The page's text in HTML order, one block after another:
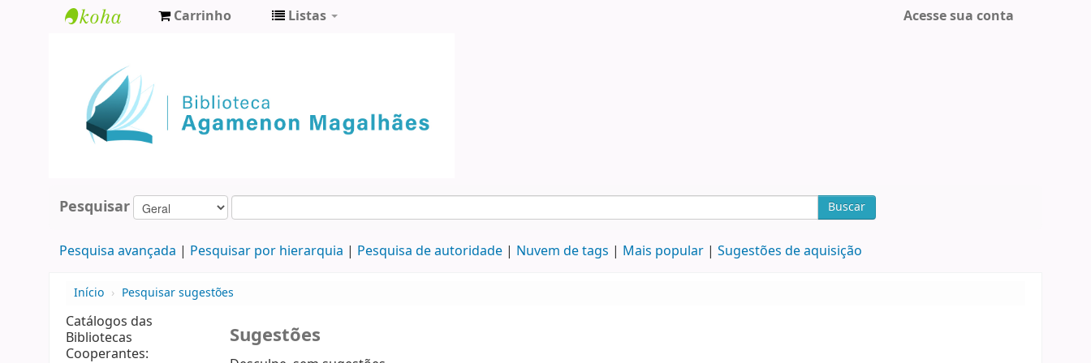
Agamenon
Magalhães
Carrinho Listas Acesse sua conta
Pesquisar Buscar
Pesquisa avançada Pesquisar por hierarquia Pesquisa de autoridade Nuvem de tags Mais popular Sugestões de aquisição
Início › Pesquisar sugestões
Catálogos das
Bibliotecas
Cooperantes:
Sugestões